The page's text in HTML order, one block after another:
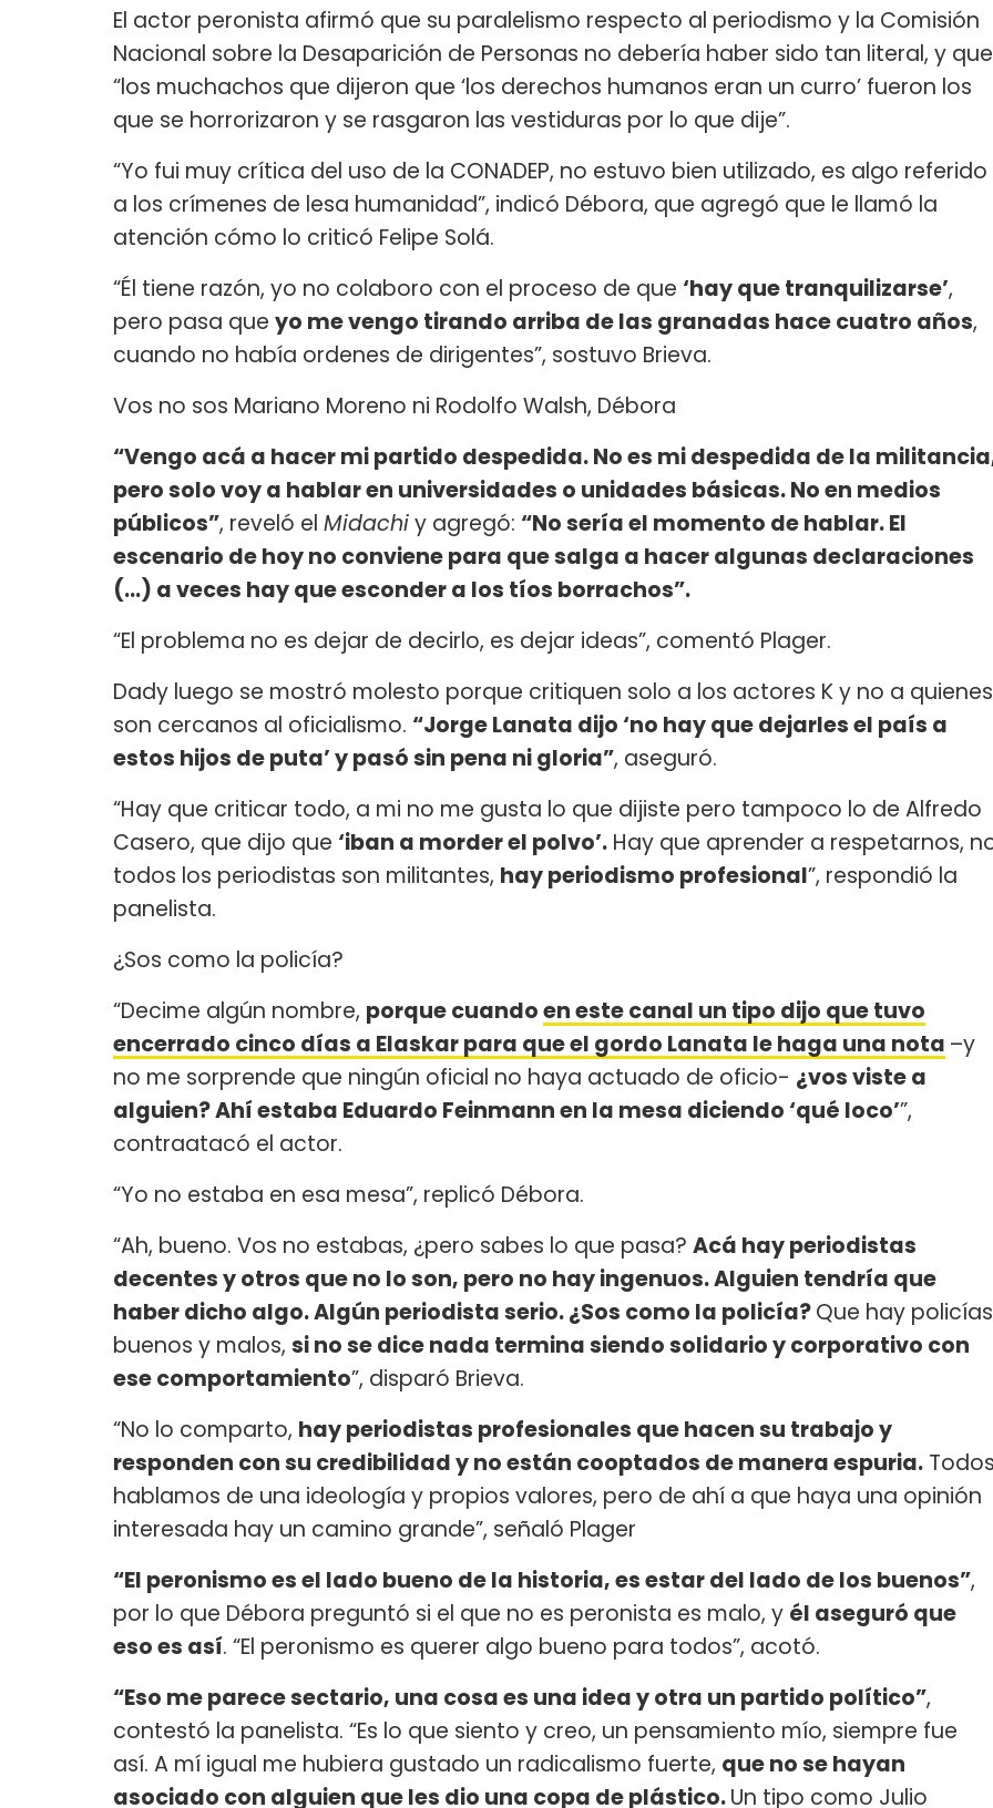
El actor peronista afirmó que su paralelismo respecto al periodismo y la Comisión
Nacional sobre la Desaparición de Personas no debería haber sido tan literal, y que
“los muchachos que dijeron que ‘los derechos humanos eran un curro’ fueron los
que se horrorizaron y se rasgaron las vestiduras por lo que dije”.
“Yo fui muy crítica del uso de la CONADEP, no estuvo bien utilizado, es algo referido
a los crímenes de lesa humanidad”, indicó Débora, que agregó que le llamó la
atención cómo lo criticó Felipe Solá.
“Él tiene razón, yo no colaboro con el proceso de que ‘hay que tranquilizarse’,
pero pasa que yo me vengo tirando arriba de las granadas hace cuatro años,
cuando no había ordenes de dirigentes”, sostuvo Brieva.
Vos no sos Mariano Moreno ni Rodolfo Walsh, Débora
“Vengo acá a hacer mi partido despedida. No es mi despedida de la
pero solo voy a hablar en universidades o unidades básicas. No en medios
públicos”, reveló el Midachiy agregó: “No sería el momento de hablar. El
escenario de hoy no conviene para que salga a hacer algunas declaraciones
(…) a veces hay que esconder a los tíos borrachos”.
“El problema no es dejar de decirlo, es dejar ideas”, comentó Plager.
Dady luego se mostró molesto porque critiquen solo a los actores K y no a quienes
son cercanos al oficialismo. “Jorge Lanata dijo ‘no hay que dejarles el país a
estos hijos de puta’ y pasó sin pena ni gloria”, aseguró.
“Hay que criticar todo, a mi no me gusta lo que dijiste pero tampoco lo de Alfredo
Casero, que dijo que ‘iban a morder el polvo’. Hay que aprender a respetarnos,
todos los periodistas son militantes, hay periodismo profesional”, respondió la
panelista.
¿Sos como la policía?
“Decime algún nombre, porque cuandoen este canal un tipo dijo que tuvo
encerrado cinco días a Elaskar para que el gordo Lanata le haga una nota –y
no me sorprende que ningún oficial no haya actuado de oficio- ¿vos viste a
alguien? Ahí estaba Eduardo Feinmann en la mesa diciendo ‘qué loco’”,
contraatacó el actor.
“Yo no estaba en esa mesa”, replicó Débora.
“Ah, bueno. Vos no estabas, ¿pero sabes lo que pasa? Acá hay periodistas
decentes y otros que no lo son, pero no hay ingenuos. Alguien tendría que
haber dicho algo. Algún periodista serio. ¿Sos como la policía?Que hay policías
buenos y malos, si no se dice nada termina siendo solidario y corporativo con
ese comportamiento”, disparó Brieva.
“No lo comparto, hay periodistas profesionales que hacen su trabajo y
responden con su credibilidad y no están cooptados de manera espuria.
hablamos de una ideología y propios valores, pero de ahí a que haya una opinión
interesada hay un camino grande”, señaló Plager
“El peronismo es el lado bueno de la historia, es estar del lado de los buenos”,
por lo que Débora preguntó si el que no es peronista es malo, y él aseguró que
eso es así. “El peronismo es querer algo bueno para todos”, acotó.
“Eso me parece sectario, una cosa es una idea y otra un partido político”,
contestó la panelista. “Es lo que siento y creo, un pensamiento mío, siempre fue
así. A mí igual me hubiera gustado un radicalismo fuerte, que no se hayan
asociado con alguien que les dio una copa de plástico.Un tipo como Julio